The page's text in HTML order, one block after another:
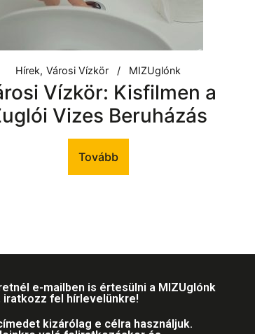
Hírek Városi Vízkör MIZUglónk
Vízkör: Kisfilmen a
Vizes Beruházás
Tovább
e-mailben is értesülni a MIZUglónk
iratkozz fel hírlevelünkre!
kizárólag e célra használjuk.